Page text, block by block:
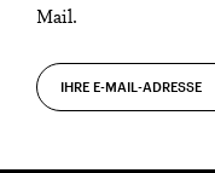
Mail.